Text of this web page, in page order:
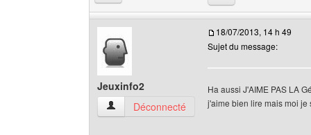
Jeuxinfo2
Jeuxinfo2 Voir le profil de l'utilisateur
Déconnecté
18/07/2013, 14 h 49
Sujet du message:
Ha aussi J'AIME PAS LA
j'aime bien lire mais moi je